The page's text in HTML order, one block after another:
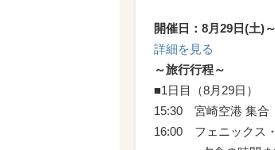
開催日：8月29日(土)
詳細を見る
～旅行行程～
■1日目（8月29日）
15:30 宮崎空港 集合
16:00 フェニックス